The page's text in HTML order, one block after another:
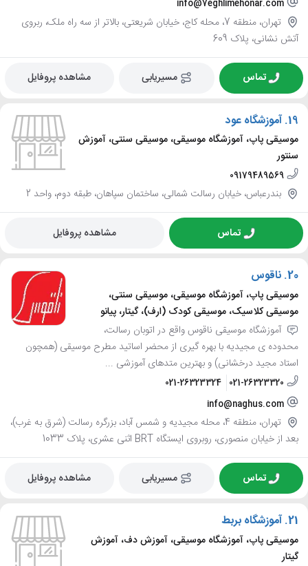
info@7eghlimehonar.com
تهران، منطقه 7، محله کاج، خیابان شریعتی، بالاتر از سه راه ملک، ربروی
آتش نشانی، پلاک 609
تماس مسیریابی مشاهده پروفایل
19. آموزشگاه عود
موسیقی پاپ، آموزشگاه موسیقی، موسیقی سنتی، آموزش
سنتور
09179489569
بندرعباس، خیابان رسالت شمالی، ساختمان سپاهان، طبقه دوم، واحد 2
تماس مشاهده پروفایل
20. ناقوس
موسیقی پاپ، آموزشگاه موسیقی، موسیقی سنتی،
موسیقی کلاسیک، موسیقی کودک (ارف)، گیتار، پیانو
آموزشگاه موسیقی ناقوس واقع در اتوبان رسالت،
محدوده ی مجیدیه با بهره گیری از محضر اساتید مطرح موسیقی (همچون
استاد مجید درخشانی) و بهترین متدهای آموزشی ...
021-26323320
021-26323324
info@naghus.com
تهران، منطقه 4، محله مجیدیه و شمس آباد، بزرگره رسالت (شرق به غرب)،
بعد از خیابان منصوری، روبروی ایستگاه BRT اثنی عشری، پلاک 1033
تماس مسیریابی مشاهده پروفایل
21. آموزشگاه بربط
موسیقی پاپ، آموزشگاه موسیقی، آموزش دف، آموزش
گیتار